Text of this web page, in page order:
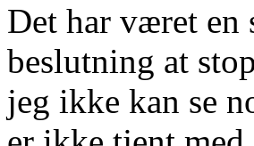
Det har været en
beslutning at
jeg ikke kan se